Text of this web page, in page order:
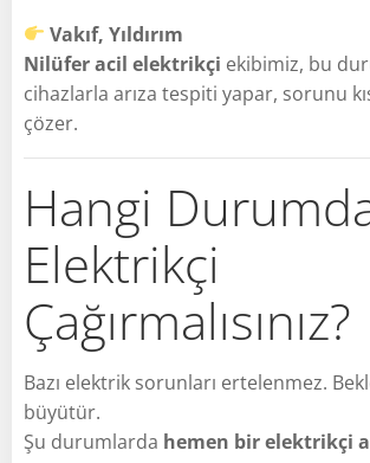
Vakıf, Yıldırım
Nilüfer acil elektrikçi ekibimiz, bu
cihazlarla arıza tespiti yapar, sorunu
çözer.
Hangi
Elektrikçi
Çağırmalısınız?
Bazı elektrik sorunları ertelenmez.
büyütür.
Şu durumlarda hemen bir elektrikçi